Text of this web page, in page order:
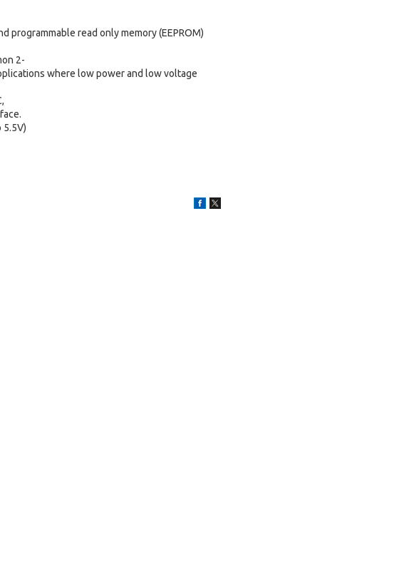
read only memory (EEPROM)
2-
where low power and low voltage
5.5V)